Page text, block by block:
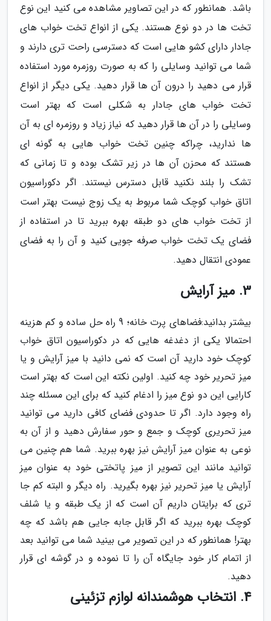
باشد. همانطور که در این تصاویر مشاهده می کنید این نوع
تخت ها در دو نوع هستند. یکی از انواع تخت خواب های
جادار دارای کشو هایی است که دسترسی راحت تری دارند و
شما می توانید وسایلی را که به صورت روزمره مورد استفاده
قرار می دهید را درون آن ها قرار دهید. یکی دیگر از انواع
تخت خواب های جادار به شکلی است که بهتر است
وسایلی را در آن ها قرار دهید که نیاز زیاد و روزمره ای به آن
ها ندارید، چراکه چنین تخت خواب هایی به گونه ای
هستند که محزن آن ها در زیر تشک بوده و تا زمانی که
تشک را بلند نکنید قابل دسترس نیستند. اگر دکوراسیون
اتاق خواب کوچک شما مربوط به یک زوج نیست بهتر است
از تخت خواب های دو طبقه بهره ببرید تا در استفاده از
فضای یک تخت خواب صرفه جویی کنید و آن را به فضای
عمودی انتقال دهید.
3. میز آرایش
بیشتر بدانید:فضاهای پرت خانه؛ 9 راه حل ساده و کم هزینه
احتمالا یکی از دغدغه هایی که در دکوراسیون اتاق خواب
کوچک خود دارید آن است که نمی دانید با میز آرایش و یا
میز تحریر خود چه کنید. اولین نکته این است که بهتر است
کارایی این دو نوع میز را ادغام کنید که برای این مسئله چند
راه وجود دارد. اگر تا حدودی فضای کافی دارید می توانید
میز تحریری کوچک و جمع و حور سفارش دهید و از آن به
نوعی به عنوان میز آرایش نیز بهره ببرید. شما هم چنین می
توانید مانند این تصویر از میز پاتختی خود به عنوان میز
آرایش یا میز تحریر نیز بهره بگیرید. راه دیگر و البته کم جا
تری که برایتان داریم آن است که از یک طبقه و یا شلف
کوچک بهره ببرید که اگر قابل جابه جایی هم باشد که چه
بهتر! همانطور که در این تصویر می بینید شما می توانید بعد
از اتمام کار خود جایگاه آن را تا نموده و در گوشه ای قرار
دهید.
4. انتخاب هوشمندانه لوازم تزئینی